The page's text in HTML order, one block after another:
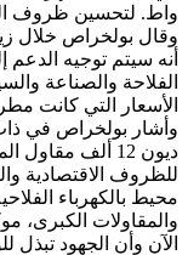
واط. لتحسين ظروف
وقال بولخراص خلال
أنه سيتم توجيه الدعم
الفلاحة والصناعة
الأسعار التي كانت
وأشار بولخراص في
ديون 12 ألف
محيط بالكهرباء
الآن وأن الجهود تبذل